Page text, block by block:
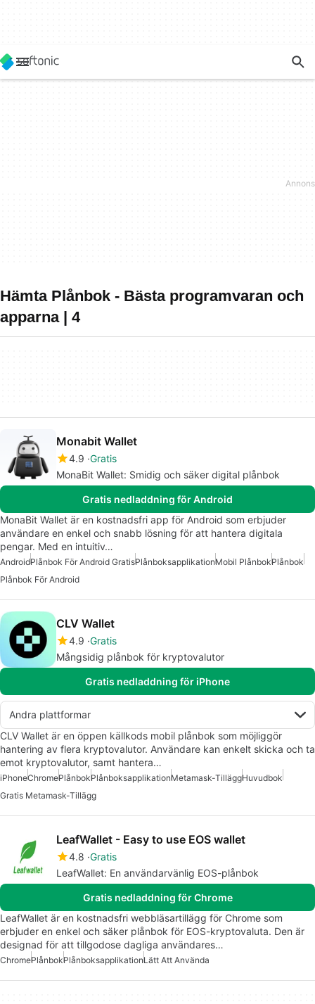
Hämta Plånbok - Bästa programvaran och
apparna | 4
Monabit Wallet
4.9 Gratis
MonaBit Wallet: Smidig och säker digital plånbok
Gratis nedladdning för Android
MonaBit Wallet är en kostnadsfri app för Android som erbjuder
användare en enkel och snabb lösning för att hantera digitala
pengar. Med en intuitiv…
AndroidPlånbok För Android GratisPlånboksapplikationMobil PlånbokPlånbok
Plånbok För Android
CLV Wallet
4.9 Gratis
Mångsidig plånbok för kryptovalutor
Gratis nedladdning för iPhone
Andra plattformar
CLV Wallet är en öppen källkods mobil plånbok som möjliggör
hantering av flera kryptovalutor. Användare kan enkelt skicka och ta
emot kryptovalutor, samt hantera…
iPhoneChromePlånbokPlånboksapplikationMetamask-TilläggHuvudbok
Gratis Metamask-Tillägg
LeafWallet - Easy to use EOS wallet
4.8 Gratis
LeafWallet: En användarvänlig EOS-plånbok
Gratis nedladdning för Chrome
LeafWallet är en kostnadsfri webbläsartillägg för Chrome som
erbjuder en enkel och säker plånbok för EOS-kryptovaluta. Den är
designad för att tillgodose dagliga användares…
ChromePlånbokPlånboksapplikationLätt Att Använda